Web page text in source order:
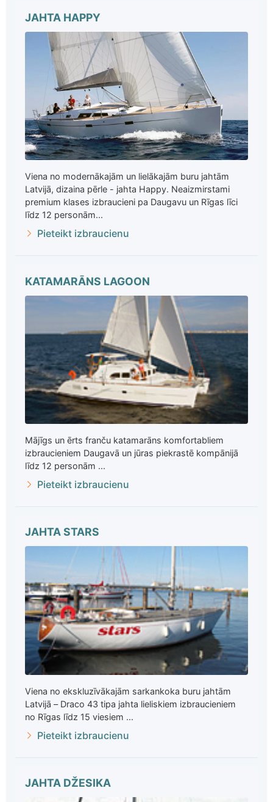
JAHTA HAPPY
Viena no modernākajām un lielākajām buru jahtām
Latvijā, dizaina pērle - jahta Happy. Neaizmirstami
premium klases izbraucieni pa Daugavu un Rīgas līci
līdz 12 personām...
Pieteikt izbraucienu
KATAMARĀNS LAGOON
Mājīgs un ērts franču katamarāns komfortabliem
izbraucieniem Daugavā un jūras piekrastē kompānijā
līdz 12 personām ...
Pieteikt izbraucienu
JAHTA STARS
Viena no ekskluzīvākajām sarkankoka buru jahtām
Latvijā – Draco 43 tipa jahta lieliskiem izbraucieniem
no Rīgas līdz 15 viesiem ...
Pieteikt izbraucienu
JAHTA DŽESIKA